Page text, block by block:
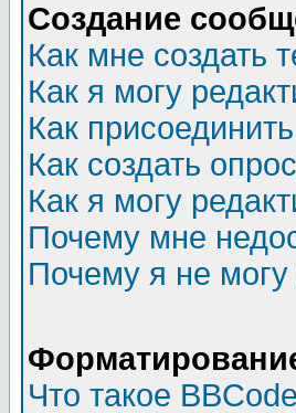
Создание
Как мне создать
Как я могу
Как
Как создать
Как я могу
Почему мне
Почему я не могу
Что такое